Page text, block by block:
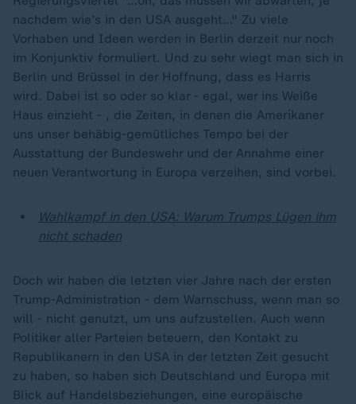
nachdem wie’s in den USA ausgeht…" Zu viele
Vorhaben und Ideen werden in Berlin derzeit nur noch
im Konjunktiv formuliert. Und zu sehr wiegt man sich in
Berlin und Brüssel in der Hoffnung, dass es Harris
wird. Dabei ist so oder so klar - egal, wer ins Weiße
Haus einzieht - , die Zeiten, in denen die Amerikaner
uns unser behäbig-gemütliches Tempo bei der
Ausstattung der Bundeswehr und der Annahme einer
neuen Verantwortung in Europa verzeihen, sind vorbei.
Wahlkampf in den USA: Warum Trumps Lügen ihm
nicht schaden
Doch wir haben die letzten vier Jahre nach der ersten
Trump-Administration - dem Warnschuss, wenn man so
will - nicht genutzt, um uns aufzustellen. Auch wenn
Politiker aller Parteien beteuern, den Kontakt zu
Republikanern in den USA in der letzten Zeit gesucht
zu haben, so haben sich Deutschland und Europa mit
Blick auf Handelsbeziehungen, eine europäische